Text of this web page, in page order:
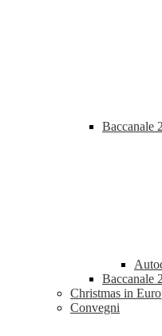
Baccanale
Baccanale
Christmas in
Convegni